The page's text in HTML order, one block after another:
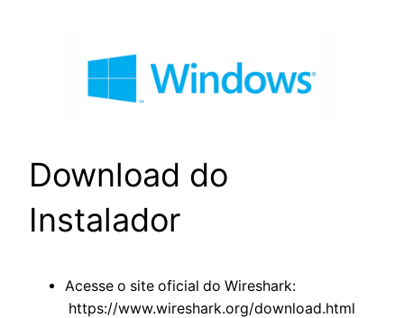
Download do
Instalador
Acesse o site oficial do Wireshark:
https://www.wireshark.org/download.html